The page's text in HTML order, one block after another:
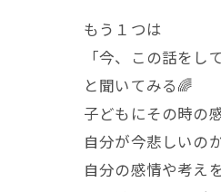
もう１つは
「今、この話をし
と聞いてみる🌈
子どもにその時の
自分が今悲しいの
自分の感情や考え